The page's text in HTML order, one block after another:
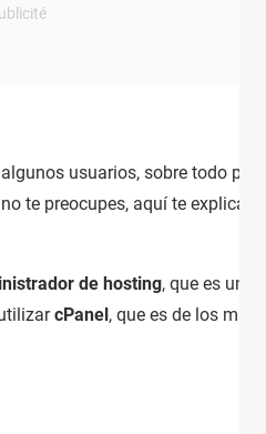
usuarios, sobre todo
te preocupes, aquí te
de hosting, que es un
cPanel, que es de los más